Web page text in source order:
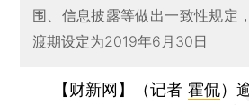
围、信息披露等做出一致性规定
渡期设定为2019年6月30日
【财新网】（记者 霍侃）